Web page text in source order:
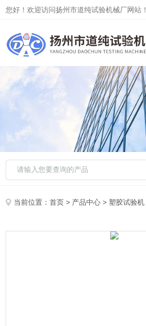
您好！欢迎访问扬州市道纯试验机械厂网站！
当前位置：首页 > 产品中心 > 塑胶试验机